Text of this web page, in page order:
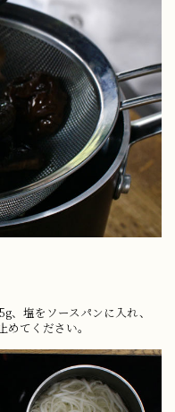
、塩をソースパンに入れ、
てください。